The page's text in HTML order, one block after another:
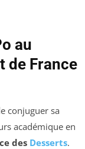
au
de France
conjuguer sa
académique en
des Desserts.